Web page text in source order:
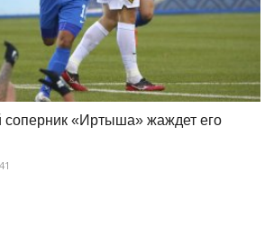
«Иртыша» жаждет его